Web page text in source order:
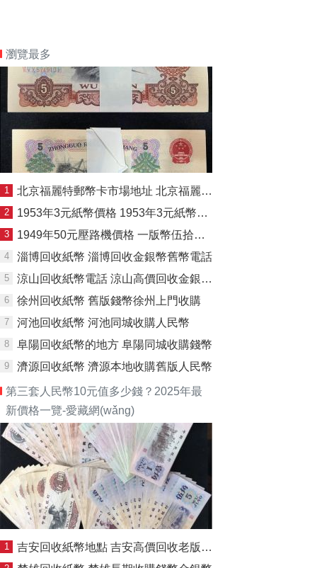
瀏覽最多
1 北京福麗特郵幣卡市場地址 北京福麗特郵幣卡市場回收錢幣
2 1953年3元紙幣價格 1953年3元紙幣怎么看真假
3 1949年50元壓路機價格 一版幣伍拾圓壓路機值多少錢
4 淄博回收紙幣 淄博回收金銀幣舊幣電話
5 涼山回收紙幣電話 涼山高價回收金銀紀念幣
6 徐州回收紙幣 舊版錢幣徐州上門收購
7 河池回收紙幣 河池同城收購人民幣
8 阜陽回收紙幣的地方 阜陽同城收購錢幣
9 濟源回收紙幣 濟源本地收購舊版人民幣
第三套人民幣10元值多少錢？2025年最
新價格一覽-愛藏網(wǎng)
1 吉安回收紙幣地點 吉安高價回收老版人民幣